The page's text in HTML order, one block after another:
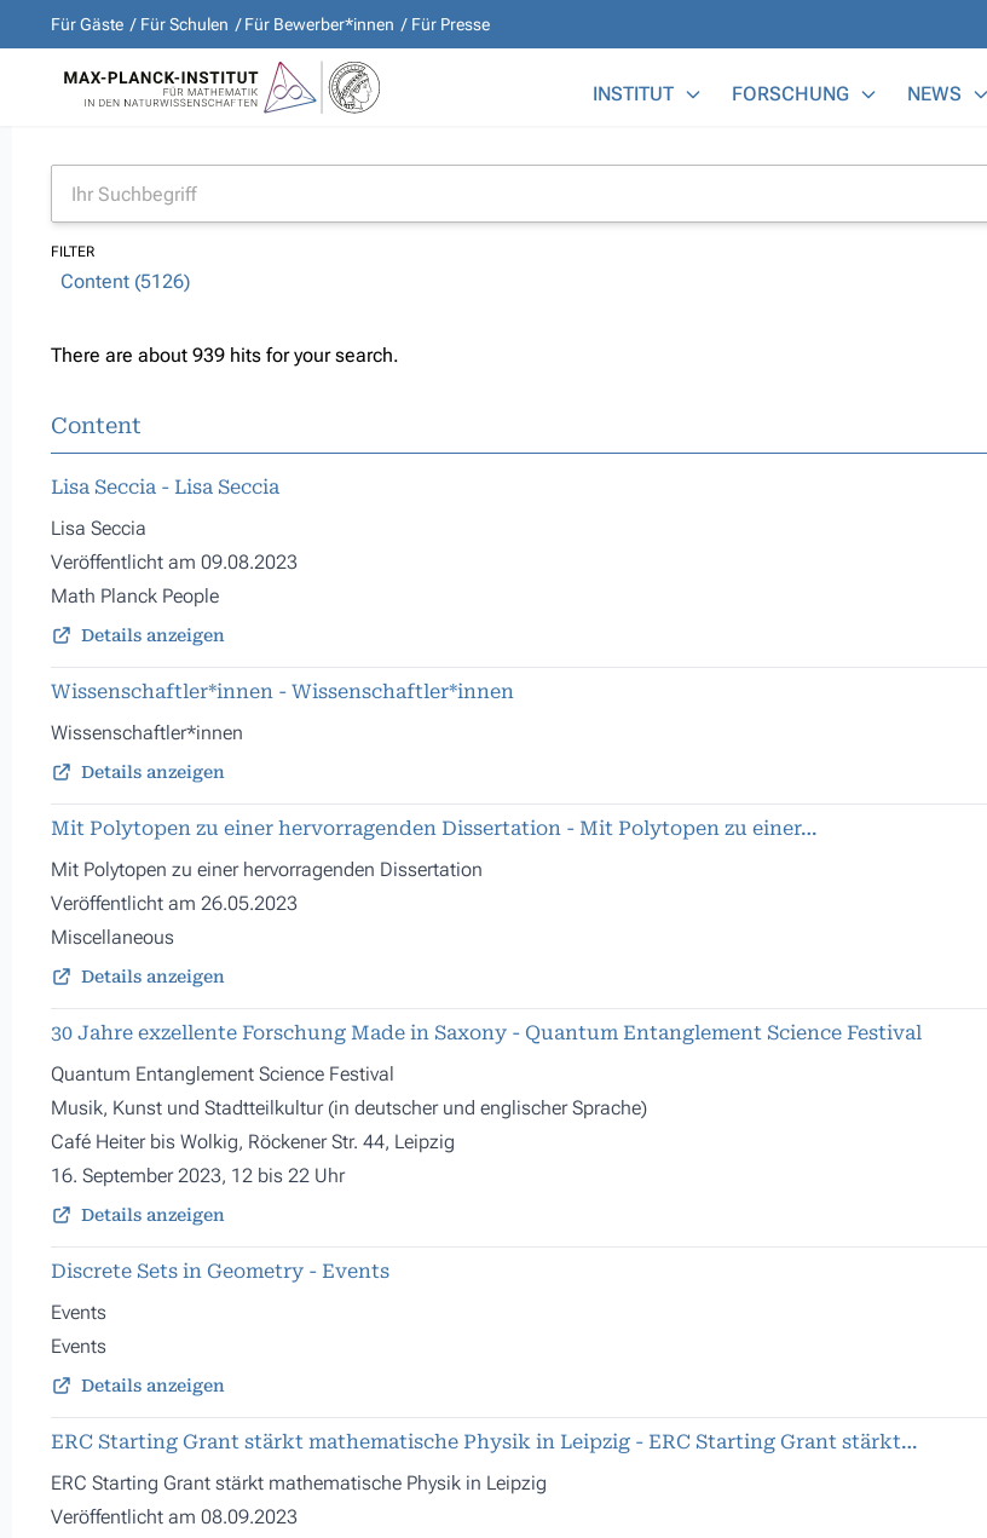
Für Gäste Für Schulen Für Bewerber*innen Für Presse
INSTITUT FORSCHUNG NEWS
FILTER
Content (5126)
There are about 939 hits for your search.
Content
Lisa Seccia - Lisa Seccia
Lisa Seccia
Veröffentlicht am 09.08.2023
Math Planck People
Details anzeigen
Wissenschaftler*innen - Wissenschaftler*innen
Wissenschaftler*innen
Details anzeigen
Mit Polytopen zu einer hervorragenden Dissertation - Mit Polytopen zu einer…
Mit Polytopen zu einer hervorragenden Dissertation
Veröffentlicht am 26.05.2023
Miscellaneous
Details anzeigen
30 Jahre exzellente Forschung Made in Saxony - Quantum Entanglement Science Festival
Quantum Entanglement Science Festival
Musik, Kunst und Stadtteilkultur (in deutscher und englischer Sprache)
Café Heiter bis Wolkig, Röckener Str. 44, Leipzig
16. September 2023, 12 bis 22 Uhr
Details anzeigen
Discrete Sets in Geometry - Events
Events
Events
Details anzeigen
ERC Starting Grant stärkt mathematische Physik in Leipzig - ERC Starting Grant stärkt…
ERC Starting Grant stärkt mathematische Physik in Leipzig
Veröffentlicht am 08.09.2023